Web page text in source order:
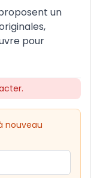
un
pour
nouveau